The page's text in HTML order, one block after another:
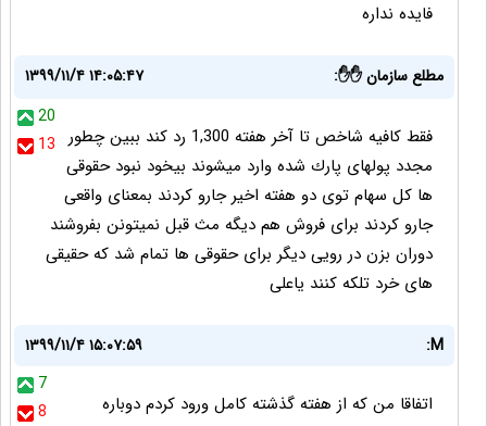
فایده نداره
مطلع سازمان ✋✋:
۱۳۹۹/۱۱/۴ ۱۴:۰۵:۴۷
20
13 فقط كافيه شاخص تا آخر هفته 1,300 رد كند ببين چطور
مجدد پولهاى پارك شده وارد ميشوند بيخود نبود حقوقى
ها كل سهام توى دو هفته اخير جارو كردند بمعناى واقعى
جارو كردند براى فروش هم ديگه مث قبل نميتونن بفروشند
دوران بزن در رويى ديگر براى حقوقى ها تمام شد كه حقيقى
هاى خرد تلكه كنند ياعلى
M:
۱۳۹۹/۱۱/۴ ۱۵:۰۷:۵۹
7
8
اتفاقا من که از هفته گذشته کامل ورود کردم دوباره